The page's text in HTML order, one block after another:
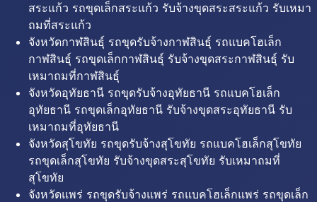
สระแก้ว รถขุดเล็กสระแก้ว รับจ้างขุดสระสระแก้ว รับเหมา
ถมที่สระแก้ว
จังหวัดกาฬสินธุ์ รถขุดรับจ้างกาฬสินธุ์ รถแบคโฮเล็ก
กาฬสินธุ์ รถขุดเล็กกาฬสินธุ์ รับจ้างขุดสระกาฬสินธุ์ รับ
เหมาถมที่กาฬสินธุ์
จังหวัดอุทัยธานี รถขุดรับจ้างอุทัยธานี รถแบคโฮเล็ก
อุทัยธานี รถขุดเล็กอุทัยธานี รับจ้างขุดสระอุทัยธานี รับ
เหมาถมที่อุทัยธานี
จังหวัดสุโขทัย รถขุดรับจ้างสุโขทัย รถแบคโฮเล็กสุโขทัย
รถขุดเล็กสุโขทัย รับจ้างขุดสระสุโขทัย รับเหมาถมที่
สุโขทัย
จังหวัดแพร่ รถขุดรับจ้างแพร่ รถแบคโฮเล็กแพร่ รถขุดเล็ก